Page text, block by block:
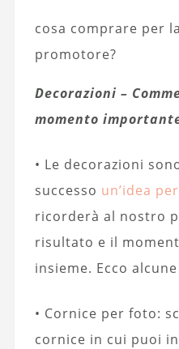
cosa comprare per
promotore?
Decorazioni –
momento
• Le decorazioni
successo un’idea
ricorderà al nostro
risultato e il
insieme. Ecco
• Cornice per foto:
cornice in cui puoi